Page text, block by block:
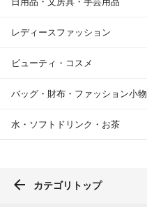
レディースファッション
ビューティ・コスメ
バッグ・財布・ファッション小物
水・ソフトドリンク・お茶
カテゴリトップ